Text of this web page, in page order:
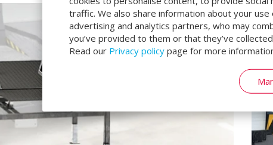
traffic. We also share information about your
advertising and analytics partners, who may
you’ve provided to them or that they’ve
Read our Privacy policy page for more